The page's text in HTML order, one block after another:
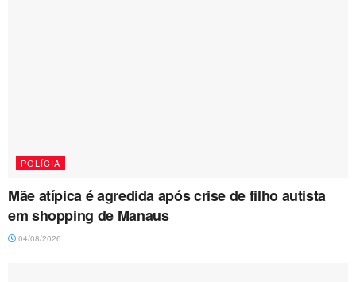
POLÍCIA
Mãe atípica é agredida após crise de filho autista
em shopping de Manaus
04/08/2026